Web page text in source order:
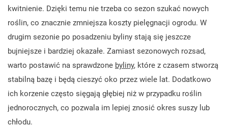
kwitnienie. Dzięki temu nie trzeba co sezon szukać nowych
roślin, co znacznie zmniejsza koszty pielęgnacji ogrodu. W
drugim sezonie po posadzeniu byliny stają się jeszcze
bujniejsze i bardziej okazałe. Zamiast sezonowych rozsad,
warto postawić na sprawdzone byliny, które z czasem stworzą
stabilną bazę i będą cieszyć oko przez wiele lat. Dodatkowo
ich korzenie często sięgają głębiej niż w przypadku roślin
jednorocznych, co pozwala im lepiej znosić okres suszy lub
chłodu.